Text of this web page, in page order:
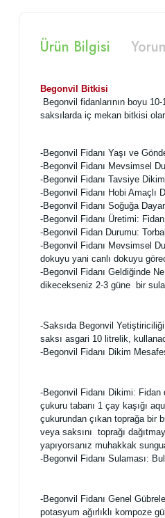
Ürün Bilgisi
Begonvil Bitkisi
Begonvil fidanlarının boyu
saksılarda iç mekan bitkisi
-Begonvil Fidanı Yaşı ve
-Begonvil Fidanı Mevsimsel
-Begonvil Fidanı Tavsiye
-Begonvil Fidanı Hobi Amaçlı
-Begonvil Fidanı Soğuğa
-Begonvil Fidanı Üretimi:
-Begonvil Fidan Durumu:
-Begonvil Fidanı Mevsimsel
dokuyu yani canlı dokuyu
-Begonvil Fidanı Geldiğinde
dikecekseniz 2-3 güne bir
-Saksıda Begonvil
saksı asgari 10 litrelik,
-Begonvil Fidanı Dikim
-Begonvil Fidanı Dikimi:
çukuru tabanı 1 çay kaşığı
çukurundan çıkan toprağa bir
veya saksını toprağı
yapıyorsanız muhakkak
-Begonvil Fidanı Sulaması:
-Begonvil Fidanı Genel
potasyum ağırlıklı kompoze